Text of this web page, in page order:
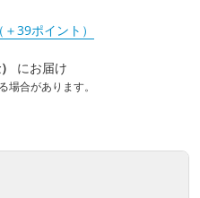
39ポイント）
にお届け
合があります。